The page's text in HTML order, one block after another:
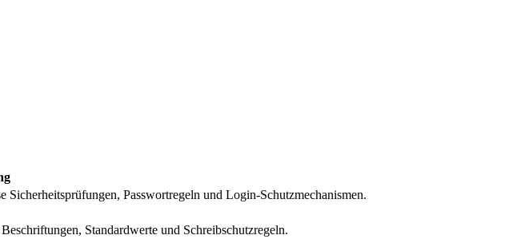
Passwortregeln und Login-Schutzmechanismen.
Standardwerte und Schreibschutzregeln.